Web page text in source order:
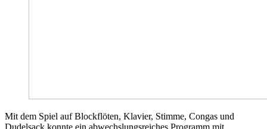
Mit dem Spiel auf Blockflöten, Klavier, Stimme, Congas und